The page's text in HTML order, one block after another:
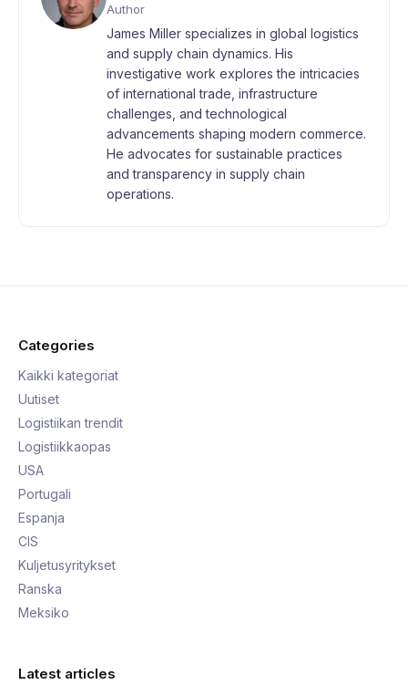
Author
James Miller specializes in global logistics
and supply chain dynamics. His
investigative work explores the intricacies
of international trade, infrastructure
challenges, and technological
advancements shaping modern commerce.
He advocates for sustainable practices
and transparency in supply chain
operations.
Categories
Kaikki kategoriat
Uutiset
Logistiikan trendit
Logistiikkaopas
USA
Portugali
Espanja
CIS
Kuljetusyritykset
Ranska
Meksiko
Latest articles